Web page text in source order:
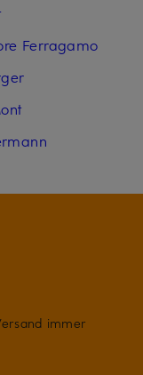
Ferragamo
immer